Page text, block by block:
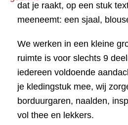
dat je raakt, op een stuk
meeneemt: een sjaal,
We werken in een kleine
ruimte is voor slechts 9
iedereen voldoende
je kledingstuk mee, wij
borduurgaren, naalden,
vol thee en lekkers.